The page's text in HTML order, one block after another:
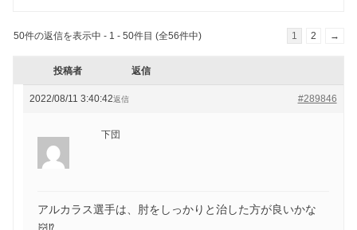
50件の返信を表示中 - 1 - 50件目 (全56件中) 1 2 →
投稿者 返信
2022/08/11 3:40:42 #289846
返信
下団
アルカラス選手は、肘をしっかりと治した方が良いかな